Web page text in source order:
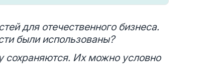
для отечественного бизнеса.
были использованы?
сохраняются. Их можно условно